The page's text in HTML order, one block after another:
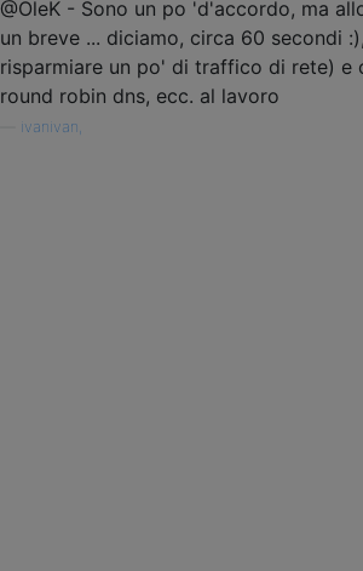
@OleK - Sono un po 'd'accordo, ma
un breve ... diciamo, circa 60 secondi
risparmiare un po' di traffico di rete) e
round robin dns, ecc. al lavoro
ivanivan,